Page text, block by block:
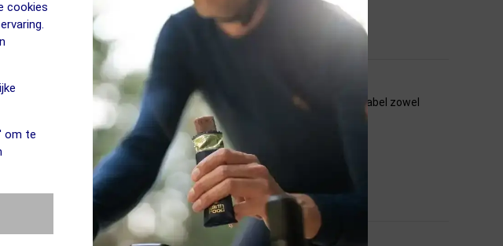
cookies
om te
ben ik grote fan van dit zadel. Geen last van zitpijn en comfortabel zowel